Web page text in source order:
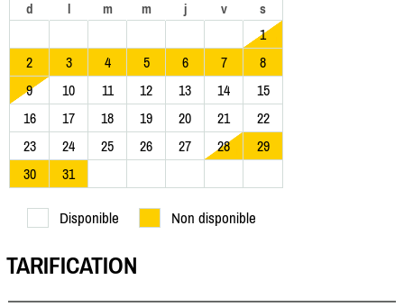
d l m m j v s
1
2
3 4 5 6 7
8
9
10 11 12 13 14
15
16
17 18 19 20 21
22
23
24 25 26 27 28
29
30
31
Disponible Non disponible
TARIFICATION